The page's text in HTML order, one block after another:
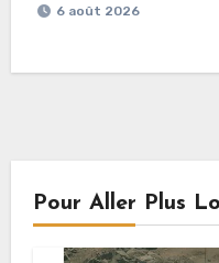
6 août 2026
Pour Aller Plus